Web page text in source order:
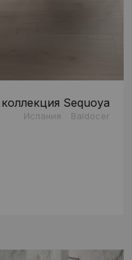
коллекция Sequoya
Испания Baldocer